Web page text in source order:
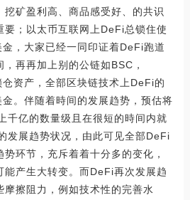
矿盈利高、商品感受好、的共识
要；以太币互联网上DeFi总锁住使
，大家已经一同印证着DeFi跑道
再再加上别的公链如BSC，
资产，全部区块链技术上DeFi的
。伴随着時间的发展趋势，预估将
千亿的数量级且在很短的時间内就
发展趋势状况，由此可见全部DeFi
环节，充斥着着十分多的变化，
能产生大转变。而DeFi再次发展趋
擦阻力，例如技术性的完善水